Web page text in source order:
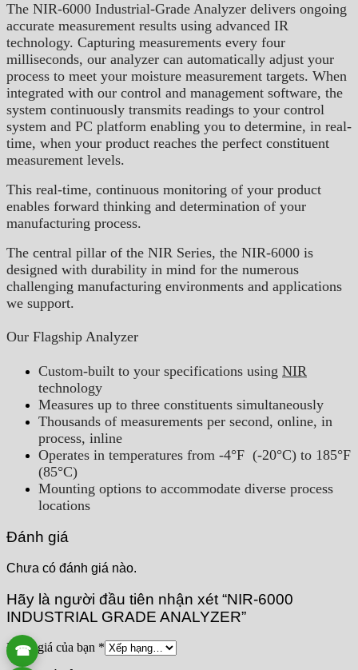
The NIR-6000 Industrial-Grade Analyzer delivers ongoing
accurate measurement results using advanced IR
technology. Capturing measurements every four
milliseconds, our analyzer can automatically adjust your
process to meet your moisture measurement targets. When
integrated with our control and management software, the
system continuously transmits readings to your control
system and PC platform enabling you to determine, in real-
time, when your product reaches the perfect constituent
measurement levels.
This real-time, continuous monitoring of your product
enables forward thinking and determination of your
manufacturing process.
The central pillar of the NIR Series, the NIR-6000 is
designed with durability in mind for the numerous
challenging manufacturing environments and applications
we support.
Our Flagship Analyzer
Custom-built to your specifications using NIR
technology
Measures up to three constituents simultaneously
Thousands of measurements per second, online, in
process, inline
Operates in temperatures from -4°F (-20°C) to 185°F
(85°C)
Mounting options to accommodate diverse process
locations
Đánh giá
Chưa có đánh giá nào.
Hãy là người đầu tiên nhận xét “NIR-6000
INDUSTRIAL GRADE ANALYZER”
Đánh giá của bạn *
☎